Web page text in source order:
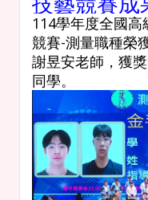
114學年度全國
競賽-測量職種榮
謝昱安老師，獲
同學。